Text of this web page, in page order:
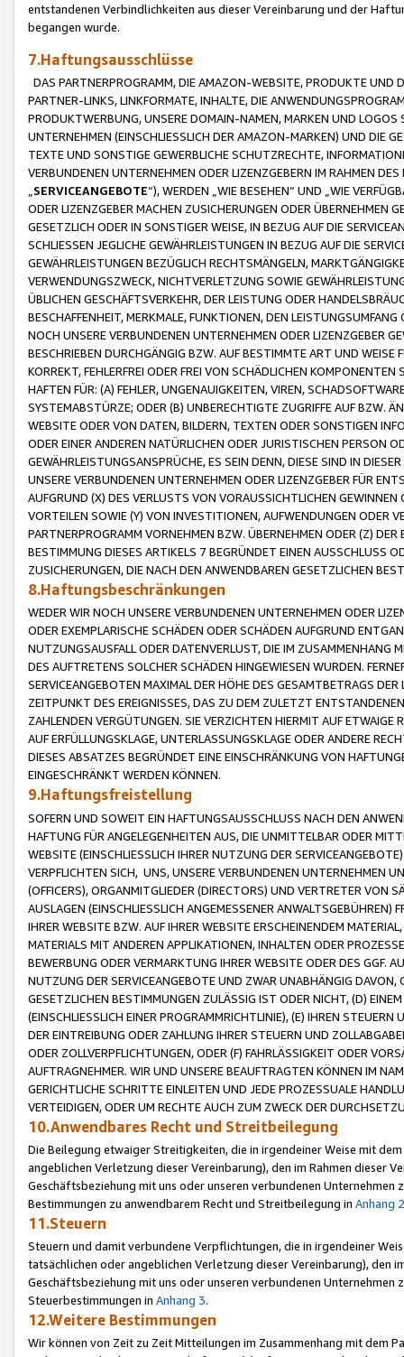
entstandenen Verbindlichkeiten aus dieser Vereinbarung und der
begangen wurde.
7.Haftungsausschlüsse
DAS PARTNERPROGRAMM, DIE AMAZON-WEBSITE, PRODUKTE UND
PARTNER-LINKS, LINKFORMATE, INHALTE, DIE
PRODUKTWERBUNG, UNSERE DOMAIN-NAMEN, MARKEN UND
UNTERNEHMEN (EINSCHLIESSLICH DER AMAZON-MARKEN) UND DIE
TEXTE UND SONSTIGE GEWERBLICHE SCHUTZRECHTE,
VERBUNDENEN UNTERNEHMEN ODER LIZENZGEBERN IM RAHMEN
SERVICEANGEBOTE“), WERDEN „WIE BESEHEN“ UND „WIE
ODER LIZENZGEBER MACHEN ZUSICHERUNGEN ODER ÜBERNEHMEN
GESETZLICH ODER IN SONSTIGER WEISE, IN BEZUG AUF DIE
SCHLIESSEN JEGLICHE GEWÄHRLEISTUNGEN IN BEZUG AUF DIE
GEWÄHRLEISTUNGEN BEZÜGLICH RECHTSMÄNGELN,
VERWENDUNGSZWECK, NICHTVERLETZUNG SOWIE
ÜBLICHEN GESCHÄFTSVERKEHR, DER LEISTUNG ODER
BESCHAFFENHEIT, MERKMALE, FUNKTIONEN, DEN
NOCH UNSERE VERBUNDENEN UNTERNEHMEN ODER LIZENZGEBER
BESCHRIEBEN DURCHGÄNGIG BZW. AUF BESTIMMTE ART UND
KORREKT, FEHLERFREI ODER FREI VON SCHÄDLICHEN
HAFTEN FÜR: (A) FEHLER, UNGENAUIGKEITEN, VIREN,
SYSTEMABSTÜRZE; ODER (B) UNBERECHTIGTE ZUGRIFFE AUF BZW.
WEBSITE ODER VON DATEN, BILDERN, TEXTEN ODER SONSTIGEN
ODER EINER ANDEREN NATÜRLICHEN ODER JURISTISCHEN PERSON
GEWÄHRLEISTUNGSANSPRÜCHE, ES SEIN DENN, DIESE SIND IN
UNSERE VERBUNDENEN UNTERNEHMEN ODER LIZENZGEBER FÜR
AUFGRUND (X) DES VERLUSTS VON VORAUSSICHTLICHEN
VORTEILEN SOWIE (Y) VON INVESTITIONEN, AUFWENDUNGEN ODER
PARTNERPROGRAMM VORNEHMEN BZW. ÜBERNEHMEN ODER (Z)
BESTIMMUNG DIESES ARTIKELS 7 BEGRÜNDET EINEN AUSSCHLUSS
ZUSICHERUNGEN, DIE NACH DEN ANWENDBAREN GESETZLICHEN
8.Haftungsbeschränkungen
WEDER WIR NOCH UNSERE VERBUNDENEN UNTERNEHMEN ODER
ODER EXEMPLARISCHE SCHÄDEN ODER SCHÄDEN AUFGRUND
NUTZUNGSAUSFALL ODER DATENVERLUST, DIE IM ZUSAMMENHANG
DES AUFTRETENS SOLCHER SCHÄDEN HINGEWIESEN WURDEN.
SERVICEANGEBOTEN MAXIMAL DER HÖHE DES GESAMTBETRAGS
ZEITPUNKT DES EREIGNISSES, DAS ZU DEM ZULETZT
ZAHLENDEN VERGÜTUNGEN. SIE VERZICHTEN HIERMIT AUF
AUF ERFÜLLUNGSKLAGE, UNTERLASSUNGSKLAGE ODER ANDERE
DIESES ABSATZES BEGRÜNDET EINE EINSCHRÄNKUNG VON
EINGESCHRÄNKT WERDEN KÖNNEN.
9.Haftungsfreistellung
SOFERN UND SOWEIT EIN HAFTUNGSAUSSCHLUSS NACH DEN
HAFTUNG FÜR ANGELEGENHEITEN AUS, DIE UNMITTELBAR ODER
WEBSITE (EINSCHLIESSLICH IHRER NUTZUNG DER
VERPFLICHTEN SICH, UNS, UNSERE VERBUNDENEN UNTERNEHMEN
(OFFICERS), ORGANMITGLIEDER (DIRECTORS) UND VERTRETER VON
AUSLAGEN (EINSCHLIESSLICH ANGEMESSENER
IHRER WEBSITE BZW. AUF IHRER WEBSITE ERSCHEINENDEM
MATERIALS MIT ANDEREN APPLIKATIONEN, INHALTEN ODER
BEWERBUNG ODER VERMARKTUNG IHRER WEBSITE ODER DES GGF.
NUTZUNG DER SERVICEANGEBOTE UND ZWAR UNABHÄNGIG
GESETZLICHEN BESTIMMUNGEN ZULÄSSIG IST ODER NICHT, (D)
(EINSCHLIESSLICH EINER PROGRAMMRICHTLINIE), (E) IHREN
DER EINTREIBUNG ODER ZAHLUNG IHRER STEUERN UND
ODER ZOLLVERPFLICHTUNGEN, ODER (F) FAHRLÄSSIGKEIT ODER
AUFTRAGNEHMER. WIR UND UNSERE BEAUFTRAGTEN KÖNNEN IM
GERICHTLICHE SCHRITTE EINLEITEN UND JEDE PROZESSUALE
VERTEIDIGEN, ODER UM RECHTE AUCH ZUM ZWECK DER
10.Anwendbares Recht und Streitbeilegung
Die Beilegung etwaiger Streitigkeiten, die in irgendeiner Weise mit
angeblichen Verletzung dieser Vereinbarung), den im Rahmen dieser
Geschäftsbeziehung mit uns oder unseren verbundenen
Bestimmungen zu anwendbarem Recht und Streitbeilegung in Anhang 2
11.Steuern
Steuern und damit verbundene Verpflichtungen, die in irgendeiner
tatsächlichen oder angeblichen Verletzung dieser Vereinbarung), den
Geschäftsbeziehung mit uns oder unseren verbundenen
Steuerbestimmungen in Anhang 3.
12.Weitere Bestimmungen
Wir können von Zeit zu Zeit Mitteilungen im Zusammenhang mit dem